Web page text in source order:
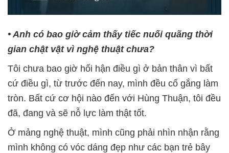
• Anh có bao giờ cảm thấy tiếc nuối quãng thời
gian chật vật vì nghệ thuật chưa?
Tôi chưa bao giờ hối hận điều gì ở bản thân vì bất
cứ điều gì, từ trước đến nay, mình đều cố gắng làm
tròn. Bất cứ cơ hội nào đến với Hùng Thuận, tôi đều
đã, đang và sẽ nỗ lực làm thật tốt.
Ở mảng nghệ thuật, mình cũng phải nhìn nhận rằng
mình không có vóc dáng đẹp như các bạn trẻ bây